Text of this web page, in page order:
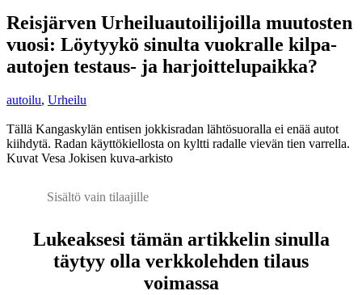
Reisjärven Urheiluautoilijoilla muutosten
vuosi: Löytyykö sinulta vuokralle kilpa-
autojen testaus- ja harjoittelupaikka?
autoilu, Urheilu
Tällä Kangaskylän entisen jokkisradan lähtösuoralla ei enää autot
kiihdytä. Radan käyttökiellosta on kyltti radalle vievän tien varrella.
Kuvat Vesa Jokisen kuva-arkisto
Sisältö vain tilaajille
Lukeaksesi tämän artikkelin sinulla
täytyy olla verkkolehden tilaus
voimassa